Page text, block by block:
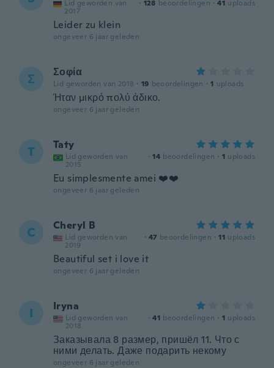
Lid geworden van
2017
· 128 beoordelingen · 41 uploads
Leider zu klein
ongeveer 6 jaar geleden
Σ Σοφία
Lid geworden van 2018 · 19 beoordelingen · 1 uploads
Ήταν μικρό πολύ άδικο.
ongeveer 6 jaar geleden
T Taty
Lid geworden van
2015
· 14 beoordelingen · 1 uploads
Eu simplesmente amei ❤️❤️
ongeveer 6 jaar geleden
C Cheryl B
Lid geworden van
2019
· 47 beoordelingen · 11 uploads
Beautiful set i love it
ongeveer 6 jaar geleden
I Iryna
Lid geworden van
2018
· 41 beoordelingen · 1 uploads
Заказывала 8 размер, пришёл 11. Что с
ними делать. Даже подарить некому
ongeveer 6 jaar geleden